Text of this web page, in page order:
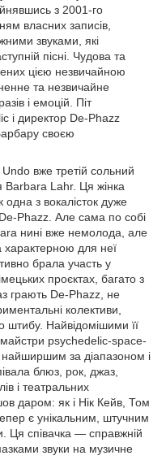
з 2001-го
власних записів,
звуками, які
пісні. Чудова та
цією незвичайною
та незвичайне
і емоцій. Піт
і директор De-Phazz
своєю
вже третій сольний
Barbara Lahr. Ця жінка
з вокалісток дуже
Phazz. Але сама по собі
нині вже немолода, але
характерною для неї
брала участь у
проєктах, багато з
грають De-Phazz, не
колективи,
штибу. Найвідомішими її
psychedelic-space-
за діапазоном і
блюз, рок, джаз,
і театральних
даром: як і Нік Кейв, Том
є унікальним, штучним
Ця співачка — справжній
звуки на музичне